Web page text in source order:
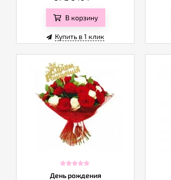
В корзину
Купить в 1 клик
День рождения